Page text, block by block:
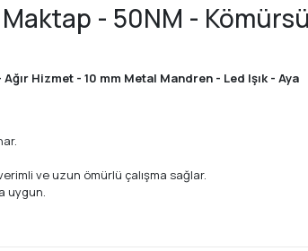
- 50NM -
Hizmet - 10 mm Metal Mandren - Led Işık - Aya
ve uzun ömürlü çalışma sağlar.
uygun.